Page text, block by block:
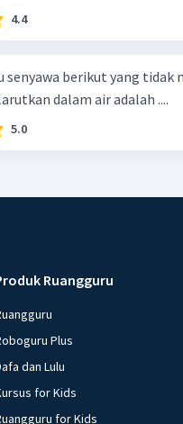
4.4
senyawa berikut yang tidak
dalam air adalah ....
5.0
Ruangguru
Plus
dan Lulu
for Kids
for Kids